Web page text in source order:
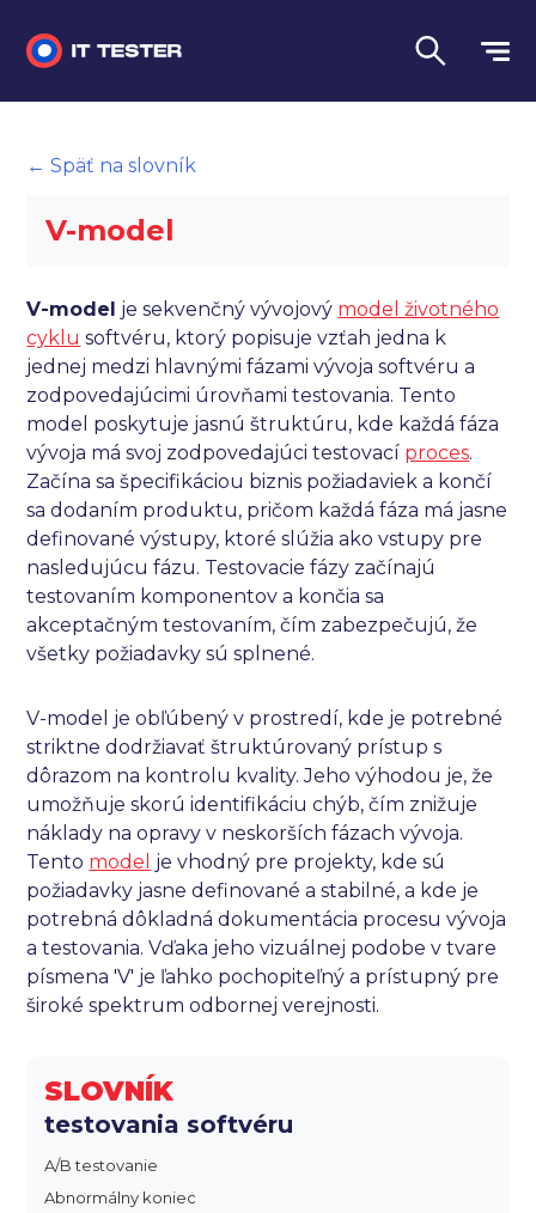
Automatizované testovanie
Performance testing
Interview otázky na pohovor
Slovník
Jazyk
SLOVNÍK
testovania softvéru
A/B testovanie
Abnormálny koniec
← Späť na slovník
V-model
V-model je sekvenčný vývojový model životného
cyklu softvéru, ktorý popisuje vzťah jedna k
jednej medzi hlavnými fázami vývoja softvéru a
zodpovedajúcimi úrovňami testovania. Tento
model poskytuje jasnú štruktúru, kde každá fáza
vývoja má svoj zodpovedajúci testovací proces.
Začína sa špecifikáciou biznis požiadaviek a končí
sa dodaním produktu, pričom každá fáza má jasne
definované výstupy, ktoré slúžia ako vstupy pre
nasledujúcu fázu. Testovacie fázy začínajú
testovaním komponentov a končia sa
akceptačným testovaním, čím zabezpečujú, že
všetky požiadavky sú splnené.
V-model je obľúbený v prostredí, kde je potrebné
striktne dodržiavať štruktúrovaný prístup s
dôrazom na kontrolu kvality. Jeho výhodou je, že
umožňuje skorú identifikáciu chýb, čím znižuje
náklady na opravy v neskorších fázach vývoja.
Tento model je vhodný pre projekty, kde sú
požiadavky jasne definované a stabilné, a kde je
potrebná dôkladná dokumentácia procesu vývoja
a testovania. Vďaka jeho vizuálnej podobe v tvare
písmena 'V' je ľahko pochopiteľný a prístupný pre
široké spektrum odbornej verejnosti.